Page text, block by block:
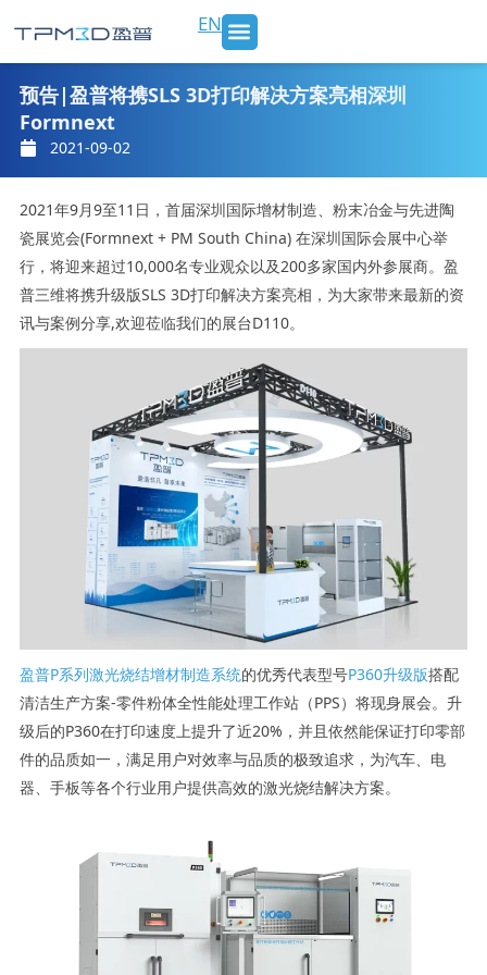
至
内
EN
预告|盈普将携SLS 3D打印解决方案亮相深圳
Formnext
2021-09-02
2021年9月9至11日，首届深圳国际增材制造、粉末冶金与先进陶
瓷展览会(Formnext + PM South China) 在深圳国际会展中心举
行，将迎来超过10,000名专业观众以及200多家国内外参展商。盈
普三维将携升级版SLS 3D打印解决方案亮相，为大家带来最新的资
讯与案例分享,欢迎莅临我们的展台D110。
盈普P系列激光烧结增材制造系统的优秀代表型号P360升级版搭配
清洁生产方案-零件粉体全性能处理工作站（PPS）将现身展会。升
级后的P360在打印速度上提升了近20%，并且依然能保证打印零部
件的品质如一，满足用户对效率与品质的极致追求，为汽车、电
器、手板等各个行业用户提供高效的激光烧结解决方案。